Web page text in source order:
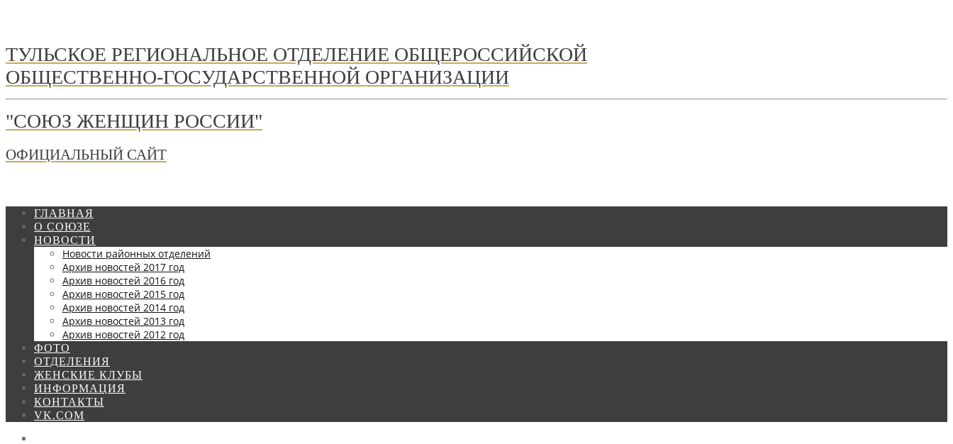
ТУЛЬСКОЕ РЕГИОНАЛЬНОЕ ОТДЕЛЕНИЕ ОБЩЕРОССИЙСКОЙ
ОБЩЕСТВЕННО-ГОСУДАРСТВЕННОЙ ОРГАНИЗАЦИИ
"СОЮЗ ЖЕНЩИН РОССИИ"
ОФИЦИАЛЬНЫЙ САЙТ
ГЛАВНАЯ
О СОЮЗЕ
НОВОСТИ
Новости районных отделений
Архив новостей 2017 год
Архив новостей 2016 год
Архив новостей 2015 год
Архив новостей 2014 год
Архив новостей 2013 год
Архив новостей 2012 год
ФОТО
ОТДЕЛЕНИЯ
ЖЕНСКИЕ КЛУБЫ
ИНФОРМАЦИЯ
КОНТАКТЫ
VK.COM